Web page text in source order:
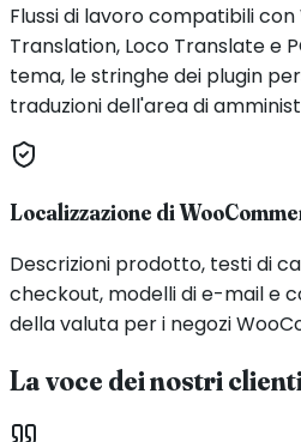
Flussi di lavoro compatibili con
Translation, Loco Translate e
tema, le stringhe dei plugin
traduzioni dell'area di
Localizzazione di
Descrizioni prodotto, testi di
checkout, modelli di e-mail e
della valuta per i negozi
La voce dei nostri